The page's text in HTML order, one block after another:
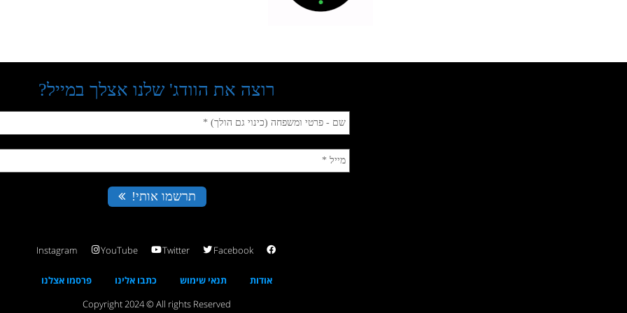
Facebook
Twitter
YouTube
Instagram
אודות תנאי שימוש כתבו אלינו
פרסמו אצלנו
Copyright 2024 © All rights Reserved